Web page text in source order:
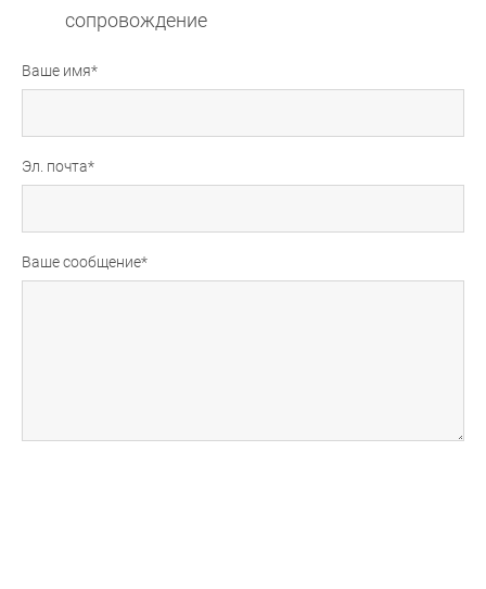
сопровождение
Ваше имя
Эл. почта
Ваше сообщение